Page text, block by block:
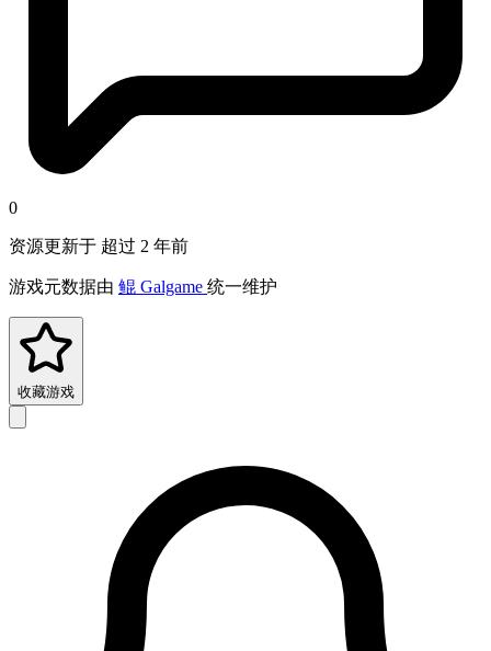
0
资源更新于 超过 2 年前
游戏元数据由 鲲 Galgame 统一维护
收藏游戏